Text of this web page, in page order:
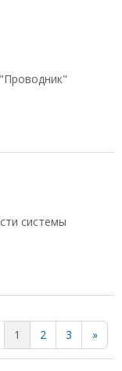
системы
1 2 3 »